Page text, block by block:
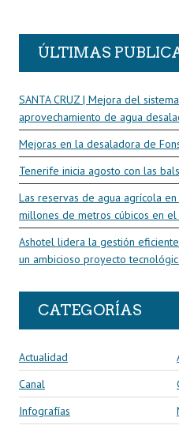
ÚLTIMAS
SANTA CRUZ | Mejora del
aprovechamiento de agua
Mejoras en la desaladora de
Tenerife inicia agosto con las
Las reservas de agua agrícola
millones de metros cúbicos en
Ashotel lidera la gestión
un ambicioso proyecto
CATEGORÍAS
Actualidad
Canal
Infografías